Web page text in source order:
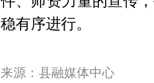
稳有序进行。
来源：县融媒体中心